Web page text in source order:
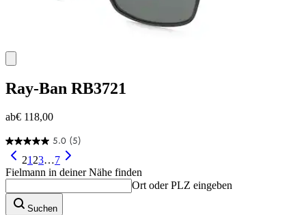
Ray-Ban RB3721
ab€ 118,00
5.0 (5)
5.0
von
5
5
Bewertungen
2123…7
Fielmann in deiner Nähe finden
Ort oder PLZ eingeben
Suchen